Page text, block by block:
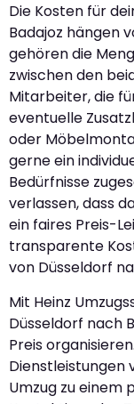
Die Kosten für
Badajoz hängen
gehören die
zwischen den
Mitarbeiter, die
eventuelle
oder
gerne ein
Bedürfnisse
verlassen, dass
ein faires Preis-
transparente
von Düsseldorf
Mit Heinz
Düsseldorf nach
Preis
Dienstleistungen
Umzug zu einem